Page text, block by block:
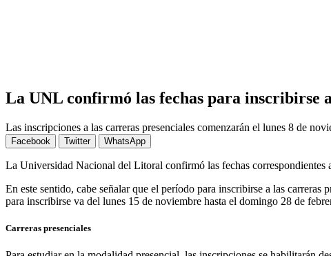
La UNL confirmó las fechas para inscribirse
Las inscripciones a las carreras presenciales comenzarán el lunes 8 de
Facebook Twitter WhatsApp
La Universidad Nacional del Litoral confirmó las fechas correspondientes
En este sentido, cabe señalar que el período para inscribirse a las
para inscribirse va del lunes 15 de noviembre hasta el domingo 28 de
Carreras presenciales